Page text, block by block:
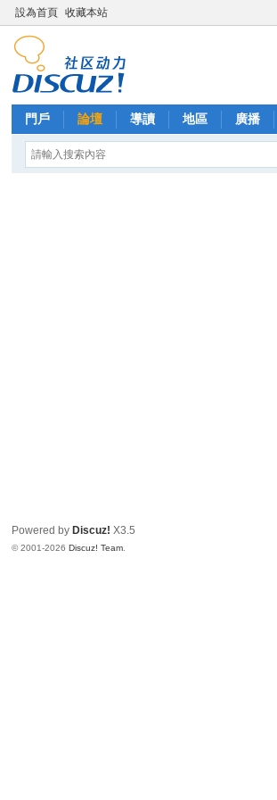
設為首頁 收藏本站
門戶 論壇 導讀 地區 廣播
Powered by Discuz! X3.5
© 2001-2026Discuz! Team